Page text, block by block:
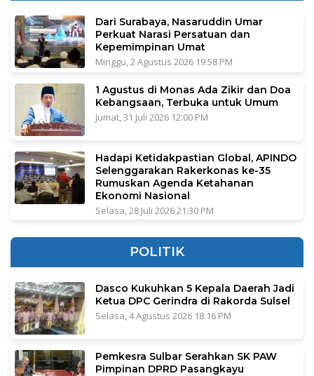
Dari Surabaya, Nasaruddin Umar
Perkuat Narasi Persatuan dan
Kepemimpinan Umat
Minggu, 2 Agustus 2026 19:58 PM
1 Agustus di Monas Ada Zikir dan Doa
Kebangsaan, Terbuka untuk Umum
Jumat, 31 Juli 2026 12:00 PM
Hadapi Ketidakpastian Global, APINDO
Selenggarakan Rakerkonas ke-35
Rumuskan Agenda Ketahanan
Ekonomi Nasional
Selasa, 28 Juli 2026 21:30 PM
POLITIK
Dasco Kukuhkan 5 Kepala Daerah Jadi
Ketua DPC Gerindra di Rakorda Sulsel
Selasa, 4 Agustus 2026 18:16 PM
Pemkesra Sulbar Serahkan SK PAW
Pimpinan DPRD Pasangkayu